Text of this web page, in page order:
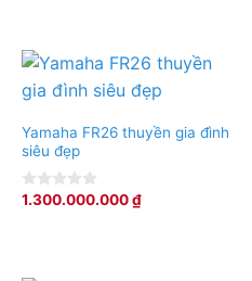
Yamaha FR26 thuyền gia đình
siêu đẹp
01.300.000.000₫